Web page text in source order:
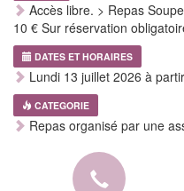
Accès libre. > Repas
10 € Sur réservation
DATES ET HORAIRES
Lundi 13 juillet 2026 à
CATEGORIE
Repas organisé par une